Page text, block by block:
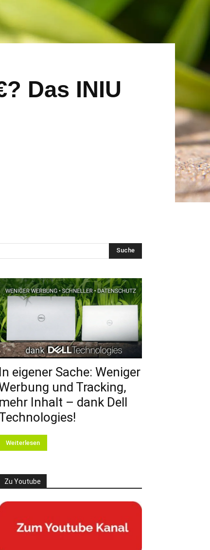
Das INIU
Suche
In eigener Sache: Weniger
und Tracking,
mehr Inhalt – dank Dell
Weiterlesen
Zu Youtube